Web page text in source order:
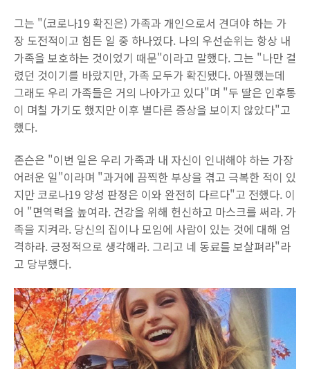
그는 "(코로나19 확진은) 가족과 개인으로서 견뎌야 하는 가
장 도전적이고 힘든 일 중 하나였다. 나의 우선순위는 항상 내
가족을 보호하는 것이었기 때문"이라고 말했다. 그는 "나만 걸
렸던 것이기를 바랐지만, 가족 모두가 확진됐다. 아찔했는데
그래도 우리 가족들은 거의 나아가고 있다"며 "두 딸은 인후통
이 며칠 가기도 했지만 이후 별다른 증상을 보이지 않았다"고
했다.
존슨은 "이번 일은 우리 가족과 내 자신이 인내해야 하는 가장
어려운 일"이라며 "과거에 끔찍한 부상을 겪고 극복한 적이 있
지만 코로나19 양성 판정은 이와 완전히 다르다"고 전했다. 이
어 "면역력을 높여라. 건강을 위해 헌신하고 마스크를 써라. 가
족을 지켜라. 당신의 집이나 모임에 사람이 있는 것에 대해 엄
격하라. 긍정적으로 생각해라. 그리고 네 동료를 보살펴라"라
고 당부했다.